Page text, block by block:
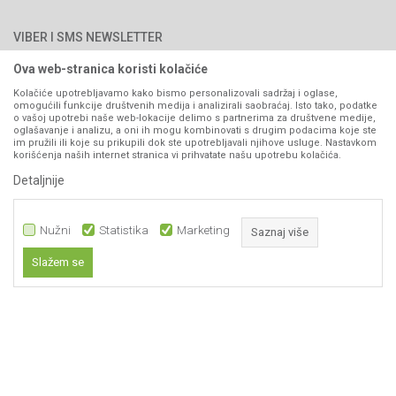
Kontakt
Pravo na odustajanje
Reklamacije
Povraćaj sredstava
Zamjena artikala
Plaćanje karticama
VIBER I SMS NEWSLETTER
PRATITE NAS
Ova web-stranica koristi kolačiće
Kolačiće upotrebljavamo kako bismo personalizovali sadržaj i oglase,
omogućili funkcije društvenih medija i analizirali saobraćaj. Isto tako, podatke
o vašoj upotrebi naše web-lokacije delimo s partnerima za društvene medije,
oglašavanje i analizu, a oni ih mogu kombinovati s drugim podacima koje ste
im pružili ili koje su prikupili dok ste upotrebljavali njihove usluge. Nastavkom
korišćenja naših internet stranica vi prihvatate našu upotrebu kolačića.
Detaljnije
Nužni Statistika Marketing Saznaj više
Slažem se